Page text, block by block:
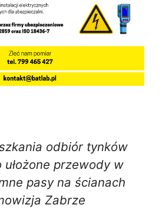
odbiór tynków
ułożone przewody w
pasy na ścianach
Zabrze